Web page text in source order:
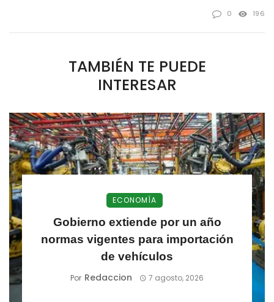
0 196
TAMBIÉN TE PUEDE
INTERESAR
ECONOMÍA
Gobierno extiende por un año
normas vigentes para importación
de vehículos
Por Redaccion 7 agosto, 2026